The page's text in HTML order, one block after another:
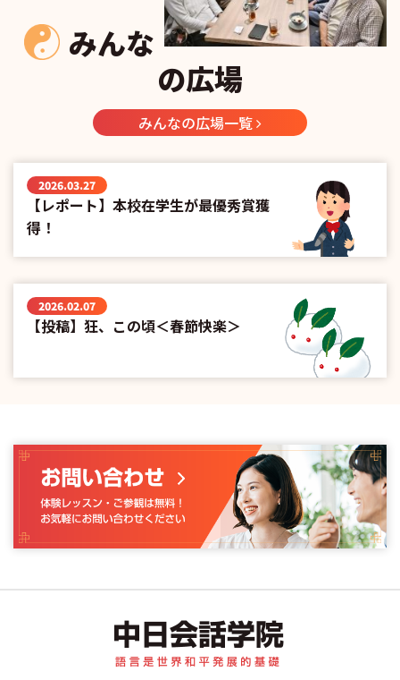
みんな
の広場
みんなの広場一覧
2026.03.27
【レポート】本校在学生が最優秀賞獲
得！
2026.02.07
【投稿】狂、この頃＜春節快楽＞